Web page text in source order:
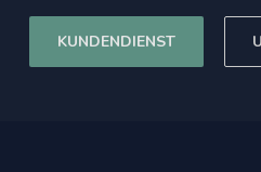
KUNDENDIENST